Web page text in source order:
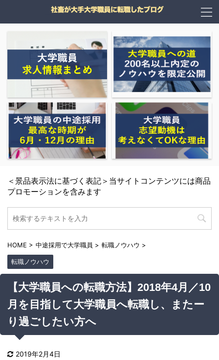
＜景品表示法に基づく表記＞当サイトコンテンツには商品
プロモーションを含みます
HOME > 中途採用で大学職員 > 転職ノウハウ >
転職ノウハウ
【大学職員への転職方法】2018年4月／10
月を目指して大学職員へ転職し、またー
り過ごしたい方へ
2019年2月4日